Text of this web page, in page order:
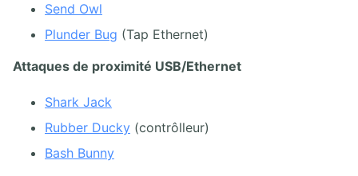
Send Owl
Plunder Bug (Tap Ethernet)
Attaques de proximité USB/Ethernet
Shark Jack
Rubber Ducky (contrôlleur)
Bash Bunny